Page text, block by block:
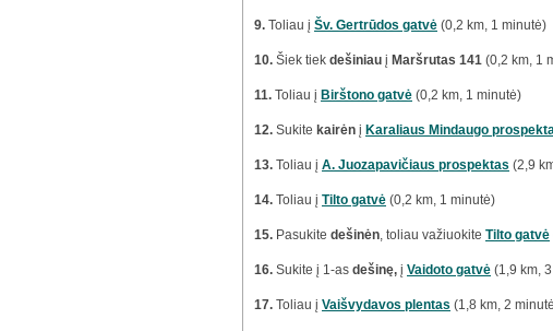
9. Toliau į Šv. Gertrūdos gatvė (0,2 km, 1 minutė)
10. Šiek tiek dešiniau į Maršrutas 141 (0,2 km, 1
11. Toliau į Birštono gatvė (0,2 km, 1 minutė)
12. Sukite kairėn į Karaliaus Mindaugo
13. Toliau į A. Juozapavičiaus prospektas (2,9
14. Toliau į Tilto gatvė (0,2 km, 1 minutė)
15. Pasukite dešinėn, toliau važiuokite Tilto gatvė
16. Sukite į 1-as dešinę, į Vaidoto gatvė (1,9 km,
17. Toliau į Vaišvydavos plentas (1,8 km, 2